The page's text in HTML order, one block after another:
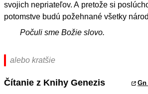
svojich nepriateľov. A pretože si
potomstve budú požehnané všetky
Počuli sme Božie slovo.
alebo kratšie
Čítanie z Knihy Genezis Gn